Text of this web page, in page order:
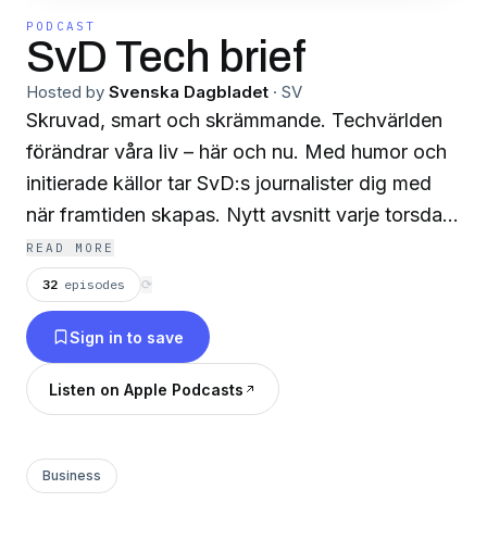
PODCAST
SvD Tech brief
Hosted by Svenska Dagbladet · SV
Skruvad, smart och skrämmande. Techvärlden
förändrar våra liv – här och nu. Med humor och
initierade källor tar SvD:s journalister dig med
när framtiden skapas. Nytt avsnitt varje torsdag,
med Björn Jeffery, Sophia Sinclair, Henning
Eklund och Erik Wisterberg. Signa upp dig på
nyhetsbrevet här:
https://www.svd.se/story/tech-brief-nyhetsbrev
READ MORE
32 episodes ⟳
Sign in to save
Listen on Apple Podcasts
Business